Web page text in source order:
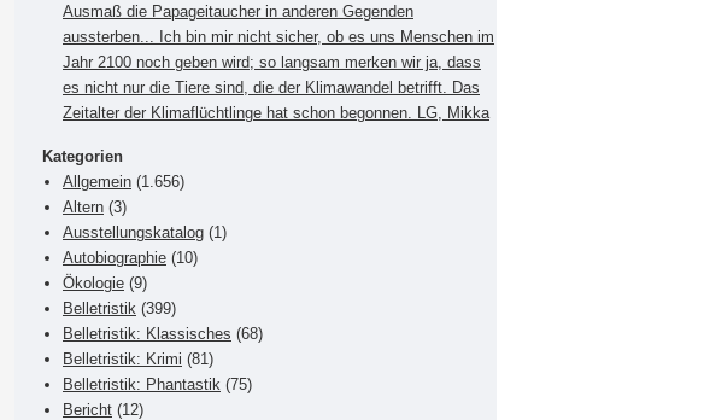
Ausmaß die Papageitaucher in anderen Gegenden
aussterben... Ich bin mir nicht sicher, ob es uns Menschen im
Jahr 2100 noch geben wird; so langsam merken wir ja, dass
es nicht nur die Tiere sind, die der Klimawandel betrifft. Das
Zeitalter der Klimaflüchtlinge hat schon begonnen. LG, Mikka
Kategorien
Allgemein (1.656)
Altern (3)
Ausstellungskatalog (1)
Autobiographie (10)
Ökologie (9)
Belletristik (399)
Belletristik: Klassisches (68)
Belletristik: Krimi (81)
Belletristik: Phantastik (75)
Bericht (12)